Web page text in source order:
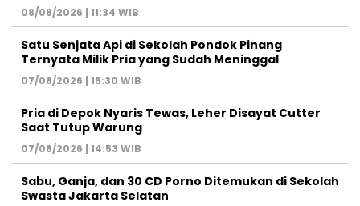
08/08/2026 | 11:34 WIB
Satu Senjata Api di Sekolah Pondok Pinang
Ternyata Milik Pria yang Sudah Meninggal
07/08/2026 | 15:30 WIB
Pria di Depok Nyaris Tewas, Leher Disayat Cutter
Saat Tutup Warung
07/08/2026 | 14:53 WIB
Sabu, Ganja, dan 30 CD Porno Ditemukan di Sekolah
Swasta Jakarta Selatan